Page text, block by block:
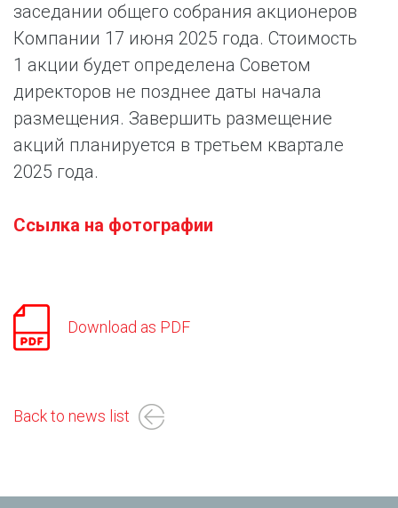
заседании общего собрания акционеров
Компании 17 июня 2025 года. Стоимость
1 акции будет определена Советом
директоров не позднее даты начала
размещения. Завершить размещение
акций планируется в третьем квартале
2025 года.
Ссылка на фотографии
Download as PDF
Back to news list